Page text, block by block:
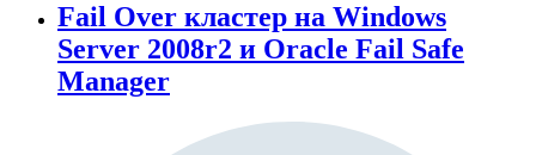
Fail Over кластер на Windows
Server 2008r2 и Oracle Fail Safe
Manager